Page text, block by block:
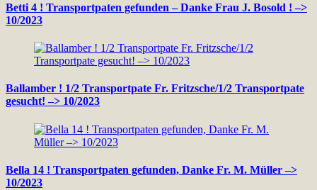
Betti 4 ! Transportpaten gefunden – Danke Frau J. Bosold ! –>
10/2023
Ballamber ! 1/2 Transportpate Fr. Fritzsche/1/2 Transportpate
gesucht! –> 10/2023
Bella 14 ! Transportpaten gefunden, Danke Fr. M. Müller –>
10/2023